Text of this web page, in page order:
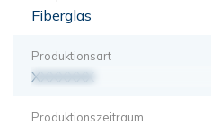
Fiberglas
Produktionsart
XXXXXXX
Produktionszeitraum